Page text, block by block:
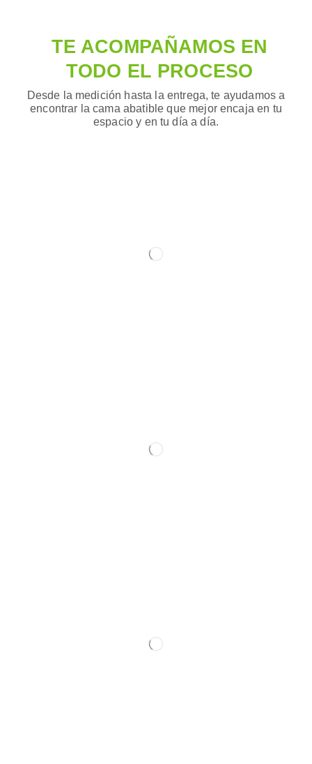
TE ACOMPAÑAMOS EN
TODO EL PROCESO
Desde la medición hasta la entrega, te ayudamos a
encontrar la cama abatible que mejor encaja en tu
espacio y en tu día a día.